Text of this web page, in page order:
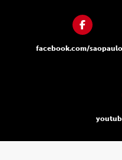
facebook.com/